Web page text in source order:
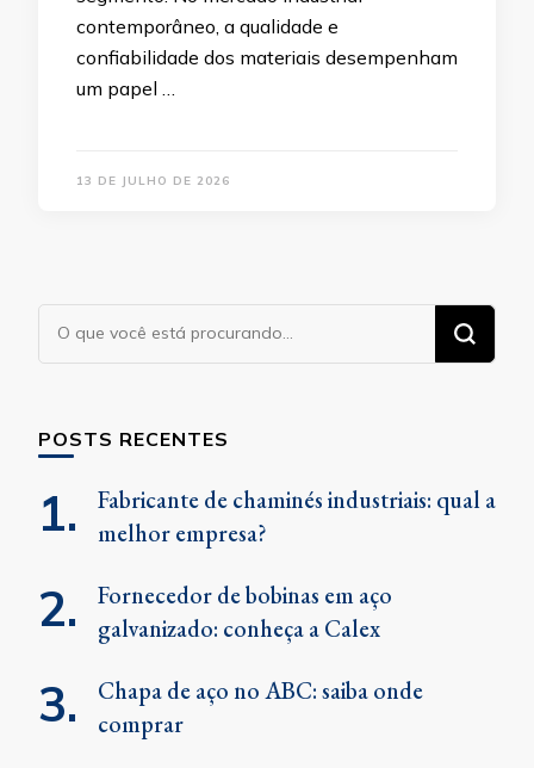
contemporâneo, a qualidade e
confiabilidade dos materiais desempenham
um papel …
13 DE JULHO DE 2026
POSTS RECENTES
Fabricante de chaminés industriais: qual a
melhor empresa?
Fornecedor de bobinas em aço
galvanizado: conheça a Calex
Chapa de aço no ABC: saiba onde
comprar